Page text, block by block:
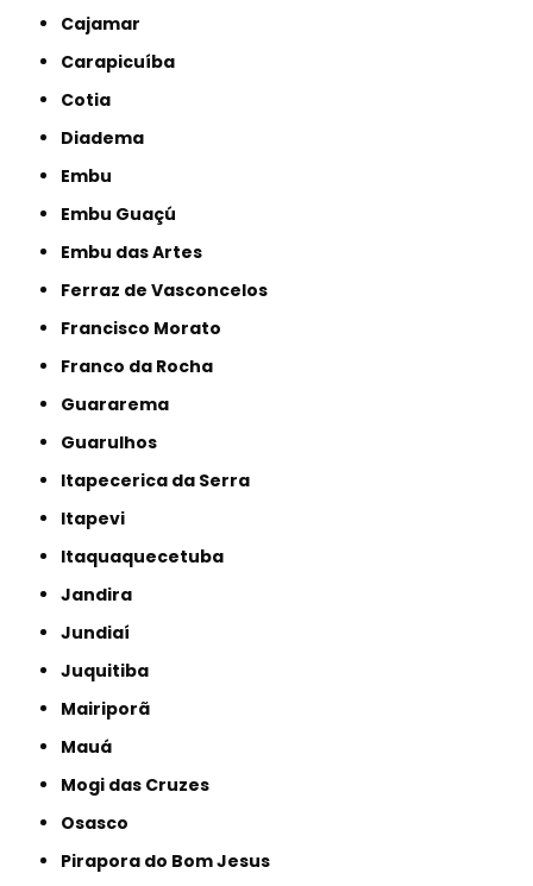
Cajamar
Carapicuíba
Cotia
Diadema
Embu
Embu Guaçú
Embu das Artes
Ferraz de Vasconcelos
Francisco Morato
Franco da Rocha
Guararema
Guarulhos
Itapecerica da Serra
Itapevi
Itaquaquecetuba
Jandira
Jundiaí
Juquitiba
Mairiporã
Mauá
Mogi das Cruzes
Osasco
Pirapora do Bom Jesus